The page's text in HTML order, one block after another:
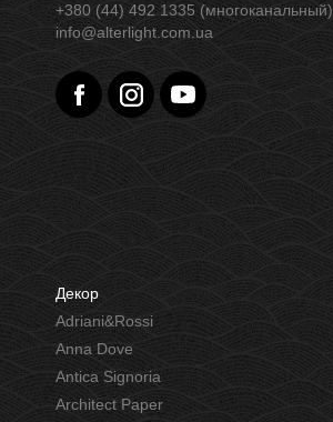
+380 (44) 492 1335 (многоканальный)
info@alterlight.com.ua
Декор
Adriani&Rossi
Anna Dove
Antica Signoria
Architect Paper